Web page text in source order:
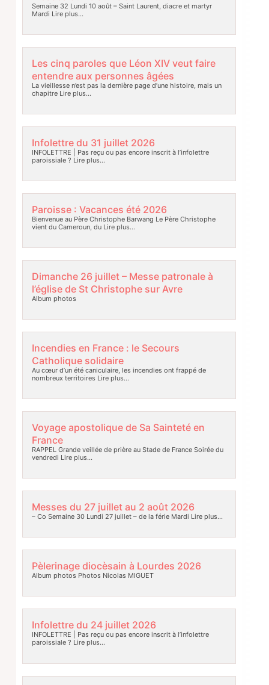
Semaine 32 Lundi 10 août – Saint Laurent, diacre et martyr
Mardi Lire plus…
Les cinq paroles que Léon XIV veut faire
entendre aux personnes âgées
La vieillesse n’est pas la dernière page d’une histoire, mais un
chapitreLire plus…
Infolettre du 31 juillet 2026
INFOLETTRE | Pas reçu ou pas encore inscrit à l’infolettre
paroissiale ? Lire plus…
Paroisse : Vacances été 2026
Bienvenue au Père Christophe Barwang Le Père Christophe
vient du Cameroun, duLire plus…
Dimanche 26 juillet – Messe patronale à
l’église de St Christophe sur Avre
Album photos
Incendies en France : le Secours
Catholique solidaire
Au cœur d’un été caniculaire, les incendies ont frappé de
nombreux territoires Lire plus…
Voyage apostolique de Sa Sainteté en
France
RAPPEL Grande veillée de prière au Stade de France Soirée du
vendredi Lire plus…
Messes du 27 juillet au 2 août 2026
– Co Semaine 30 Lundi 27 juillet – de la férie Mardi Lire plus…
Pèlerinage diocèsain à Lourdes 2026
Album photos Photos Nicolas MIGUET
Infolettre du 24 juillet 2026
INFOLETTRE | Pas reçu ou pas encore inscrit à l’infolettre
paroissiale ? Lire plus…